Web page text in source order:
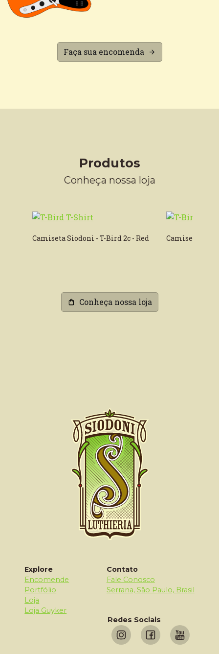
Faça sua encomenda
Produtos
Conheça nossa loja
Camiseta Siodoni - T-Bird 2c - Red Camiseta
Conheça nossa loja
Explore
Encomende
Portfólio
Loja
Loja Guyker
Contato
Fale Conosco
Serrana, São Paulo, Brasil
Redes Sociais